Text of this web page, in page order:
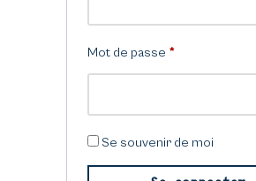
Mot de passe *
Se souvenir de moi